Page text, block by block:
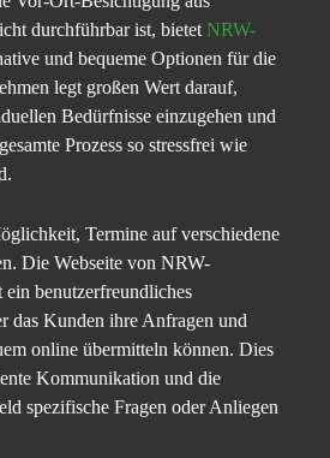
durchführbar ist, bietet NRW-
und bequeme Optionen für die
legt großen Wert darauf,
Bedürfnisse einzugehen und
Prozess so stressfrei wie
Termine auf verschiedene
Die Webseite von NRW-
ein benutzerfreundliches
das Kunden ihre Anfragen und
online übermitteln können. Dies
Kommunikation und die
spezifische Fragen oder Anliegen